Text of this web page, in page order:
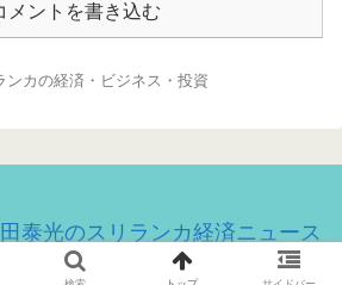
メントを書き込む
ンカの経済・ビジネス・投資
泰光のスリランカ経済ニュース
・木田泰光のスリランカ経済ニュース.